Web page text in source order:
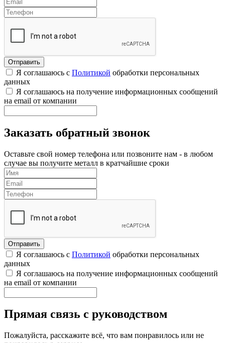
Я соглашаюсь с Политикой обработки персональных
данных
Я соглашаюсь на получение информационных сообщений
на email от компании
Заказать обратный звонок
Оставьте свой номер телефона или позвоните нам - в любом
случае вы получите металл в кратчайшие сроки
Я соглашаюсь с Политикой обработки персональных
данных
Я соглашаюсь на получение информационных сообщений
на email от компании
Прямая связь с руководством
Пожалуйста, расскажите всё, что вам понравилось или не